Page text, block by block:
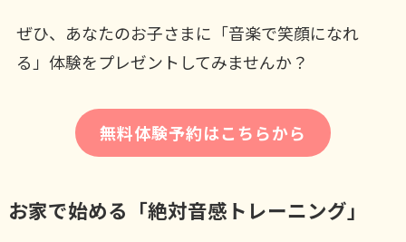
ぜひ、あなたのお子さまに「音楽で笑顔になれ
る」体験をプレゼントしてみませんか？
無料体験予約はこちらから
お家で始める「絶対音感トレーニング」